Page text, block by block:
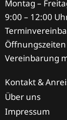
Montag –
9:00 – 12:00
Vereinbarung
Kontakt &
Über uns
Impressum